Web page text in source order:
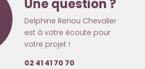
Une question ?
Delphine Renou Chevalier
est à votre écoute pour
votre projet !
02 41 41 70 70